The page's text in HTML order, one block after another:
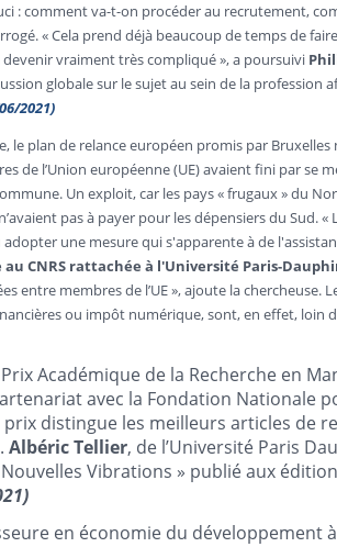
: comment va-t-on procéder au recrutement,
« Cela prend déjà beaucoup de temps de
devenir vraiment très compliqué », a poursuivi
globale sur le sujet au sein de la profession
2021)
le plan de relance européen promis par
de l’Union européenne (UE) avaient fini par se
Un exploit, car les pays « frugaux » du
pas à payer pour les dépensiers du Sud.
une mesure qui s'apparente à de
CNRS rattachée à l'Université Paris-
entre membres de l’UE », ajoute la chercheuse.
ou impôt numérique, sont, en effet, loin
Académique de la Recherche en
avec la Fondation Nationale
prix distingue les meilleurs articles de
Albéric Tellier, de l’Université Paris
Vibrations » publié aux
en économie du développement